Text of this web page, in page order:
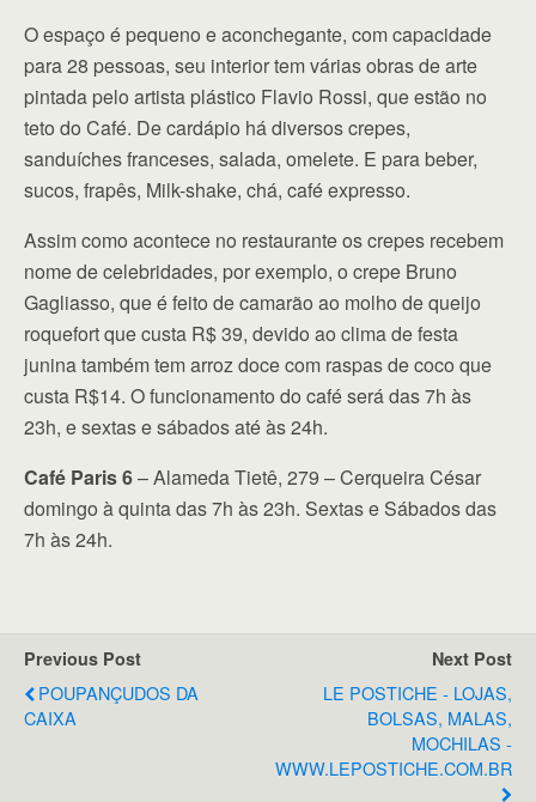
O espaço é pequeno e aconchegante, com capacidade
para 28 pessoas, seu interior tem várias obras de arte
pintada pelo artista plástico Flavio Rossi, que estão no
teto do Café. De cardápio há diversos crepes,
sanduíches franceses, salada, omelete. E para beber,
sucos, frapês, Milk-shake, chá, café expresso.
Assim como acontece no restaurante os crepes recebem
nome de celebridades, por exemplo, o crepe Bruno
Gagliasso, que é feito de camarão ao molho de queijo
roquefort que custa R$ 39, devido ao clima de festa
junina também tem arroz doce com raspas de coco que
custa R$14. O funcionamento do café será das 7h às
23h, e sextas e sábados até às 24h.
Café Paris 6– Alameda Tietê, 279 – Cerqueira César
domingo à quinta das 7h às 23h. Sextas e Sábados das
7h às 24h.
Previous Post
POUPANÇUDOS DA
CAIXA
Next Post
LE POSTICHE - LOJAS,
BOLSAS, MALAS,
MOCHILAS -
WWW.LEPOSTICHE.COM.BR